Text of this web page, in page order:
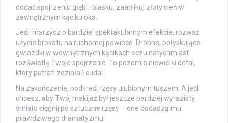
dodać spojrzeniu głębi i blasku, zaaplikuj złoty cień w
zewnętrznym kąciku oka.
Jeśli marzysz o bardziej spektakularnym efekcie, rozważ
użycie brokatu na ruchomej powiece. Drobne, połyskujące
gwiazdki w wewnętrznych kącikach oczu natychmiast
rozświetlą Twoje spojrzenie. To pozornie niewielki detal,
który potrafi zdziałać cuda!
Na zakończenie, podkreśl rzęsy ulubionym tuszem. A jeśli
chcesz, aby Twój makijaż był jeszcze bardziej wyrazisty,
śmiało sięgnij po sztuczne rzęsy – one dodadzą mu
prawdziwego dramatyzmu.